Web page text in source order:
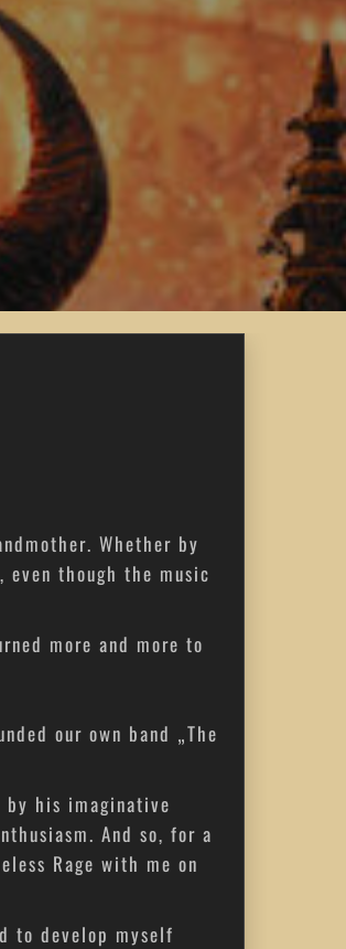
Whether by
though the music
more and more to
our own band „The
his imaginative
And so, for a
Rage with me on
to develop myself